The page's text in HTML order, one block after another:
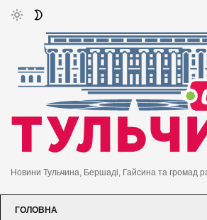
Новини Тульчина, Бершаді, Гайсина та громад
ГОЛОВНА